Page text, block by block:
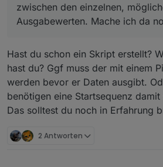
zwischen den einzelnen,
Ausgabewerten. Mache ich da
Hast du schon ein Skript erstellt?
hast du? Ggf muss der mit einem
werden bevor er Daten ausgibt.
benötigen eine Startsequenz damit
Das solltest du noch in Erfahrung
2 Antworten